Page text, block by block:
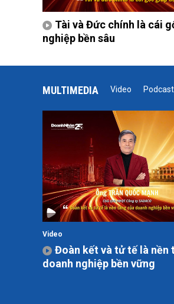
Tài và Đức chính là cái
nghiệp bền sâu
MULTIMEDIA Video Podcast
Video
Đoàn kết và tử tế là nền
doanh nghiệp bền vững